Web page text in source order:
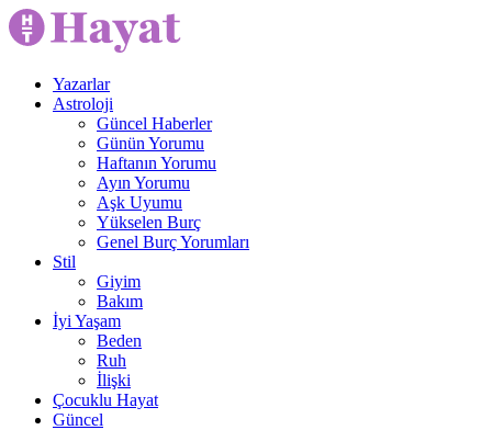
Yazarlar
Astroloji
Güncel Haberler
Günün Yorumu
Haftanın Yorumu
Ayın Yorumu
Aşk Uyumu
Yükselen Burç
Genel Burç Yorumları
Stil
Giyim
Bakım
İyi Yaşam
Beden
Ruh
İlişki
Çocuklu Hayat
Güncel